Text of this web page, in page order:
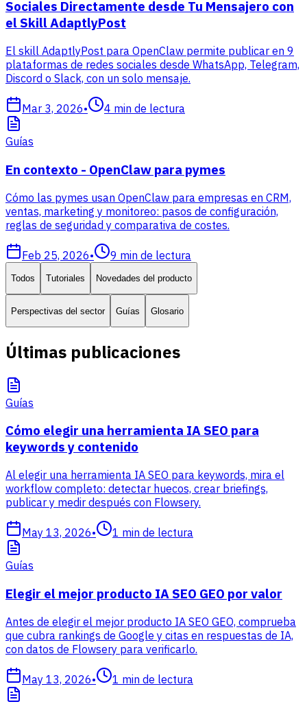
Sociales Directamente desde Tu Mensajero con
el Skill AdaptlyPost
El skill AdaptlyPost para OpenClaw permite publicar en 9
plataformas de redes sociales desde WhatsApp, Telegram,
Discord o Slack, con un solo mensaje.
Mar 3, 2026• 4 min de lectura
Guías
En contexto - OpenClaw para pymes
Cómo las pymes usan OpenClaw para empresas en CRM,
ventas, marketing y monitoreo: pasos de configuración,
reglas de seguridad y comparativa de costes.
Feb 25, 2026• 9 min de lectura
Todos Tutoriales Novedades del producto
Perspectivas del sector Guías Glosario
Últimas publicaciones
Guías
Cómo elegir una herramienta IA SEO para
keywords y contenido
Al elegir una herramienta IA SEO para keywords, mira el
workflow completo: detectar huecos, crear briefings,
publicar y medir después con Flowsery.
May 13, 2026• 1 min de lectura
Guías
Elegir el mejor producto IA SEO GEO por valor
Antes de elegir el mejor producto IA SEO GEO, comprueba
que cubra rankings de Google y citas en respuestas de IA,
con datos de Flowsery para verificarlo.
May 13, 2026• 1 min de lectura